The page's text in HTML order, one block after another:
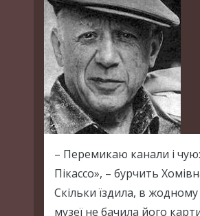
– Перемикаю канали і
Пікассо», – бурчить
Скільки їздила, в
музеї не бачила його